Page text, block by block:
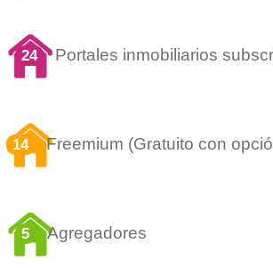
24 Portales inmobiliarios
14 Freemium (Gratuito con
5 Agregadores